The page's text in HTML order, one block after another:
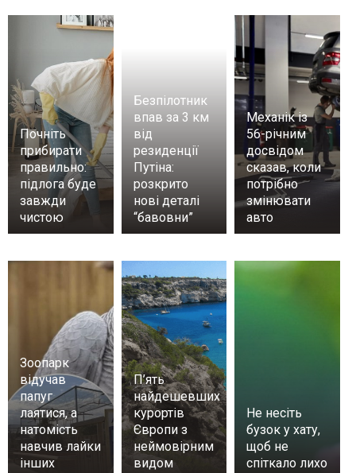
Почніть
прибирати
правильно:
підлога буде
завжди
чистою
Безпілотник
впав за 3 км
від
резиденції
Путіна:
розкрито
нові деталі
“бавовни”
Механік із
56-річним
досвідом
сказав, коли
потрібно
змінювати
авто
Зоопарк
відучав
папуг
лаятися, а
натомість
навчив лайки
інших
П’ять
найдешевших
курортів
Європи з
неймовірним
видом
Не несіть
бузок у хату,
щоб не
спіткало лихо